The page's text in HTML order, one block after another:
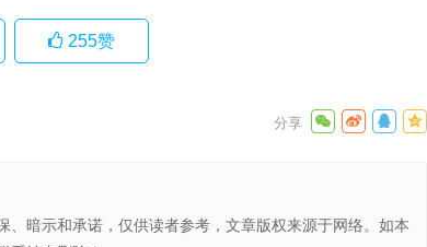
255赞
暗示和承诺，仅供读者参考，文章版权来源于网络。如本